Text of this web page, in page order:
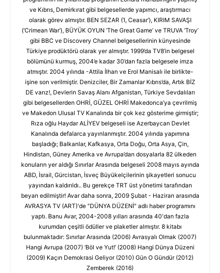
ve Kıbrıs, Demirkırat gibi belgesellerde yapımcı, araştırmacı
olarak görev almıştır. BEN SEZAR (‘I, Ceasar’), KIRIM SAVAŞI
(‘Crimean War’), BÜYÜK OYUN ‘The Great Game’ ve TRUVA ‘Troy’
gibi BBC ve Discovery Channel belgesellerinin künyesinde
Türkiye prodüktörü olarak yer almıştır. 1999’da TV8’in belgesel
bölümünü kurmuş, 2004’e kadar 30’dan fazla belgesele imza
atmıştır. 2004 yılında -Attila İlhan ve Erol Manisalı ile birlikte-
işine son verilmiştir. Denizciler, Bir Zamanlar Kıbrıs’da, Artık BİZ
DE varız!, Devlerin Savaş Alanı Afganistan, Türkiye Sevdalıları
gibi belgesellerden OHRİ, GÜZEL OHRİ Makedonca’ya çevrilmiş
ve Makedon Ulusal TV Kanalında bir çok kez gösterime girmiştir;
Rıza oğlu Haydar ALİYEV belgeseli ise Azerbaycan Devlet
Kanalında defalarca yayınlanmıştır. 2004 yılında yapımına
başladığı; Balkanlar, Kafkasya, Orta Doğu, Orta Asya, Çin,
Hindistan, Güney Amerika ve Avrupa’dan dosyalarla 82 ülkeden
konuların yer aldığı Sınırlar Arasında belgeseli 2008 mayıs ayında
ABD, İsrail, Gürcistan, İsveç Büyükelçilerinin şikayetleri sonucu
yayından kaldırıldı.. Bu gerekçe TRT üst yönetimi tarafından
beyan edilmiştir! Avar daha sonra, 2009 Şubat - Haziran arasında
AVRASYA TV (ART)'de "DÜNYA DÜZENİ" adlı haber programını
yaptı. Banu Avar, 2004-2008 yılları arasında 40'dan fazla
kurumdan çeşitli ödüller ve plaketler almıştır. 8 kitabı
bulunmaktadır: Sınırlar Arasında (2006) Avrasyalı Olmak (2007)
Hangi Avrupa (2007) ‘Böl ve Yut!’ (2008) Hangi Dünya Düzeni
(2009) Kaçın Demokrasi Geliyor (2010) Gün O Gündür (2012)
Zemberek (2016)